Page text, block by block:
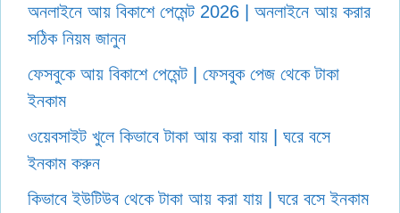
অনলাইনে আয় বিকাশে পেমেন্ট 2026 | অনলাইনে আয় করার
সঠিক নিয়ম জানুন
ফেসবুকে আয় বিকাশে পেমেন্ট | ফেসবুক পেজ থেকে টাকা
ইনকাম
ওয়েবসাইট খুলে কিভাবে টাকা আয় করা যায় | ঘরে বসে
ইনকাম করুন
কিভাবে ইউটিউব থেকে টাকা আয় করা যায় | ঘরে বসে ইনকাম